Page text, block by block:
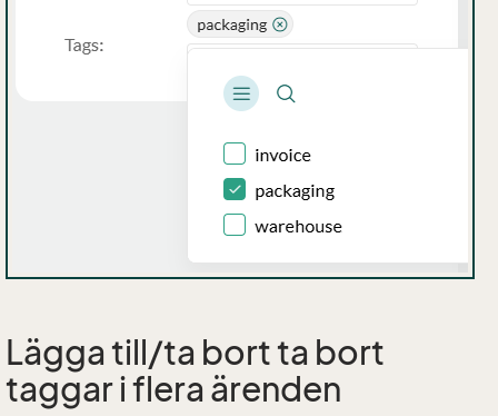
Lägga till/ta bort ta bort
taggar i flera ärenden